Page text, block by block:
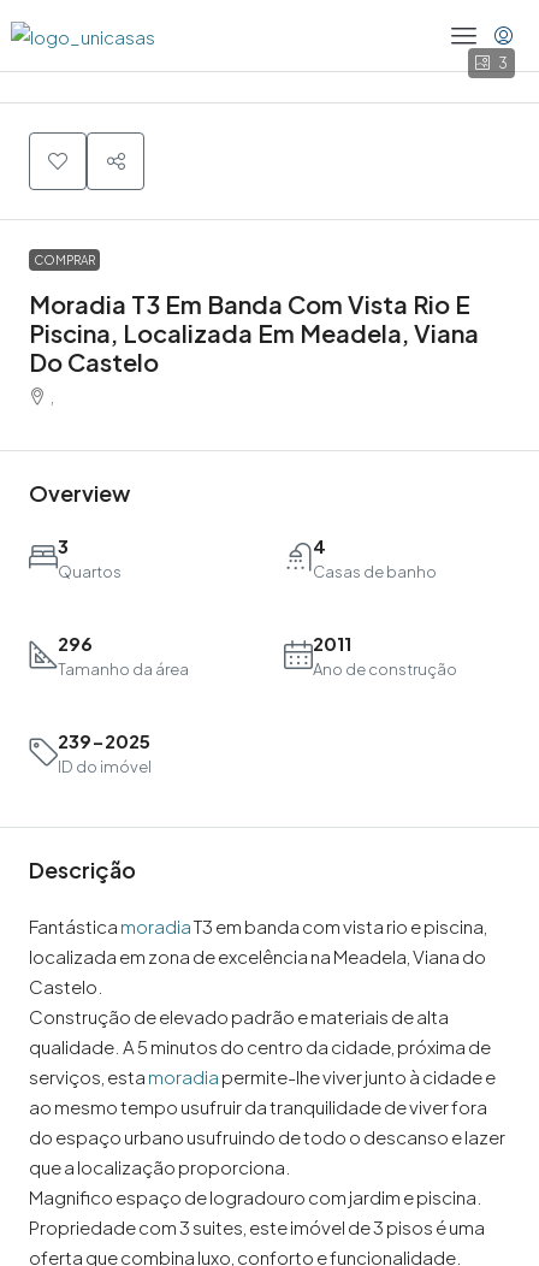
3
COMPRAR
Moradia T3 Em Banda Com Vista Rio E
Piscina, Localizada Em Meadela, Viana
Do Castelo
Overview
3
Quartos
4
Casas de banho
296
Tamanho da área
2011
Ano de construção
239-2025
ID do imóvel
Descrição
Fantástica moradiaT3 em banda com vista rio e piscina,
localizada em zona de excelência na Meadela, Viana do
Castelo.
Construção de elevado padrão e materiais de alta
qualidade. A 5 minutos do centro da cidade, próxima de
serviços, esta moradia permite-lhe viver junto à cidade e
ao mesmo tempo usufruir da tranquilidade de viver fora
do espaço urbano usufruindo de todo o descanso e lazer
que a localização proporciona.
Magnifico espaço de logradouro com jardim e piscina.
Propriedade com 3 suites, este imóvel de 3 pisos é uma
oferta que combina luxo, conforto e funcionalidade.